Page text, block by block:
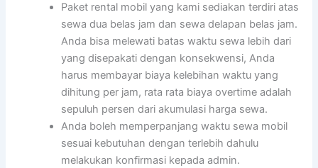
Paket rental mobil yang kami sediakan terdiri atas
sewa dua belas jam dan sewa delapan belas jam.
Anda bisa melewati batas waktu sewa lebih dari
yang disepakati dengan konsekwensi, Anda
harus membayar biaya kelebihan waktu yang
dihitung per jam, rata rata biaya overtime adalah
sepuluh persen dari akumulasi harga sewa.
Anda boleh memperpanjang waktu sewa mobil
sesuai kebutuhan dengan terlebih dahulu
melakukan konfirmasi kepada admin.